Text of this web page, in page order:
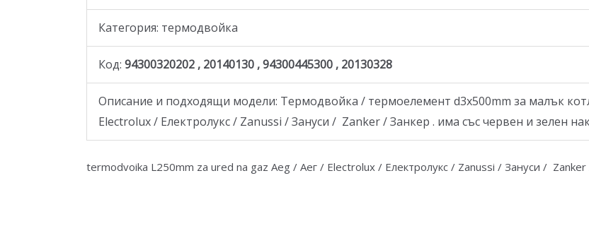
Категория: термодвойка
Код: 94300320202 , 20140130 , 94300445300 , 20130328
Описание и подходящи модели: Термодвойка / термоелемент d3x500mm за малък
Electrolux / Електролукс / Zanussi / Зануси / Zanker / Занкер . има със червен и зелен
termodvoika L250mm za ured na gaz Aeg / Аег / Electrolux / Електролукс / Zanussi / Зануси / Zanker